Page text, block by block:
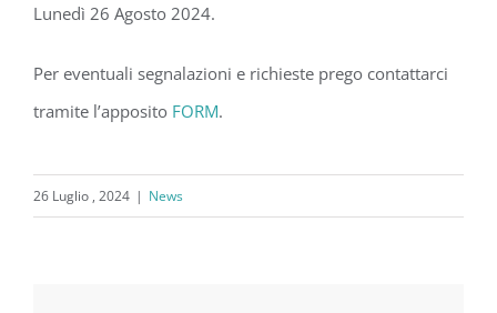
Lunedì 26 Agosto 2024.
Per eventuali segnalazioni e richieste prego contattarci
tramite l’apposito FORM.
26 Luglio , 2024 | News